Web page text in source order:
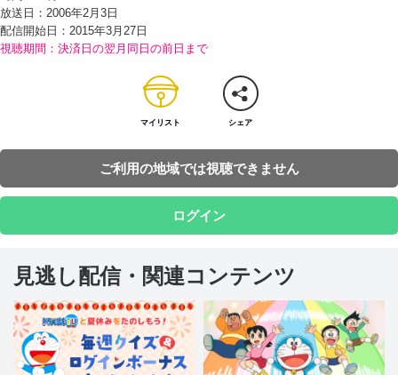
んもの図鑑をうばわれてしまったから大変!! なんと、スネ夫は図鑑からほ
んもののマンモスを出してしまって…!?
放送日：2006年2月3日
配信開始日： 2015年3月27日
視聴期間：決済日の翌月同日の前日まで
マイリスト シェア
ご利用の地域では視聴できません
ログイン
見逃し配信・関連コンテンツ